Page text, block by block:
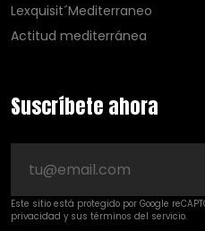
Lexquisit´Mediterraneo
Actitud mediterránea
Suscríbete ahora
Este sitio está protegido por Google
privacidad y sus términos del servicio.